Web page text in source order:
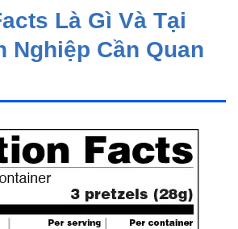
Là Gì Và Tại
Nghiệp Cần Quan